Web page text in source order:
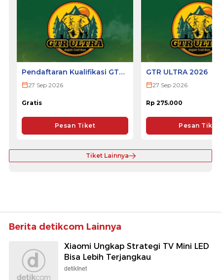
Pendaftaran Kualifikasi GTR
ULTRA 2026
27 Sep 2026
Gratis
Pesan Tiket
GTR ULTRA 2026
27 Sep 2026
Rp 275.000
Pesan Tiket
Tiket Lainnya
Berita detikcom Lainnya
Xiaomi Ungkap Strategi TV Mini LED
Bisa Lebih Terjangkau
detikInet